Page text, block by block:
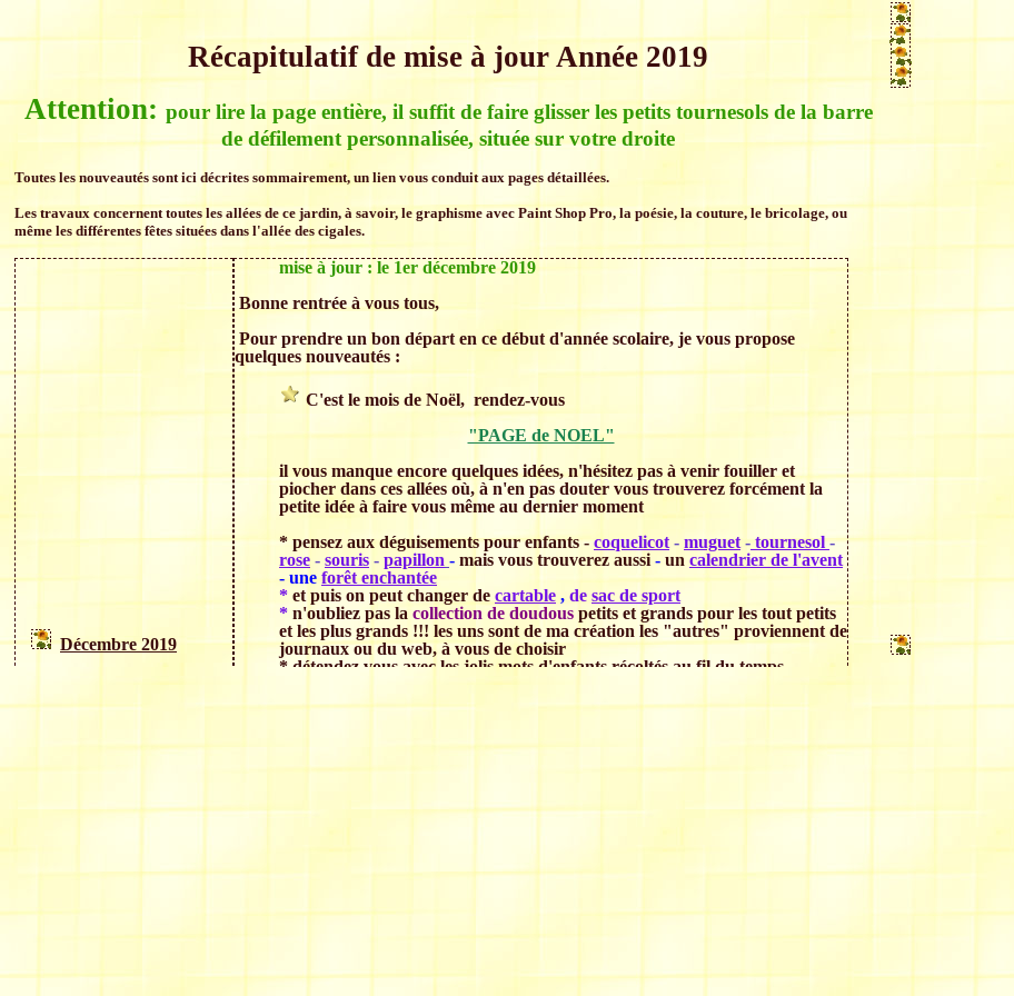
Récapitulatif de mise à jour Année 2019
Attention: pour lire la page entière, il suffit de faire glisser les petits tournesols de la barre
de défilement personnalisée, située sur votre droite
Toutes les nouveautés sont ici décrites sommairement, un lien vous conduit aux pages détaillées.
Les travaux concernent toutes les allées de ce jardin, à savoir, le graphisme avec Paint Shop Pro, la poésie, la couture, le bricolage, ou
même les différentes fêtes situées dans l'allée des cigales.
Décembre 2019
mise à jour : le 1er décembre 2019
Bonne rentrée à vous tous,
Pour prendre un bon départ en ce début d'année scolaire, je vous propose
quelques nouveautés :
C'est le mois de Noël, rendez-vous
"PAGE de NOEL"
il vous manque encore quelques idées, n'hésitez pas à venir fouiller et
piocher dans ces allées où, à n'en pas douter vous trouverez forcément la
petite idée à faire vous même au dernier moment
* pensez aux déguisements pour enfants - coquelicot - muguet -tournesol-
rose - souris - papillon - mais vous trouverez aussi - un calendrier de l'avent
- uneforêt enchantée
* et puis on peut changer de cartable , de sac de sport
* n'oubliez pas la collection de doudous petits et grands pour les tout petits
et les plus grands !!! les uns sont de ma création les "autres" proviennent de
journaux ou du web, à vous de choisir
* détendez vous avec les jolis mots d'enfants récoltés au fil du temps
*
On en parle
. Joyeuses Fêtes et Bonne Année 2020 pour vous et votre entourage